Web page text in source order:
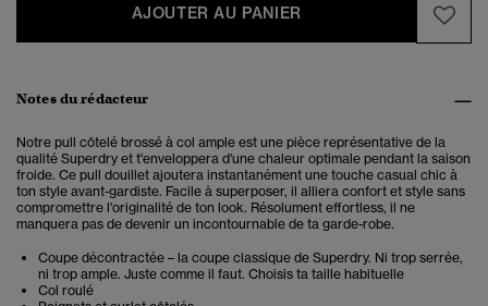
AJOUTER AU PANIER
Notes du rédacteur
Notre pull côtelé brossé à col ample est une pièce représentative de la
qualité Superdry et t'enveloppera d'une chaleur optimale pendant la saison
froide. Ce pull douillet ajoutera instantanément une touche casual chic à
ton style avant-gardiste. Facile à superposer, il alliera confort et style sans
compromettre l'originalité de ton look. Résolument effortless, il ne
manquera pas de devenir un incontournable de ta garde-robe.
Coupe décontractée – la coupe classique de Superdry. Ni trop serrée,
ni trop ample. Juste comme il faut. Choisis ta taille habituelle
Col roulé